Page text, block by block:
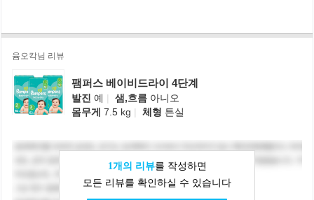
윰오칵님 리뷰
팸퍼스 베이비드라이 4단계
발진 예 | 샘,흐름 아니오
몸무게 7.5 kg | 체형 튼실
1개의 리뷰를 작성하면
모든 리뷰를 확인하실 수 있습니다